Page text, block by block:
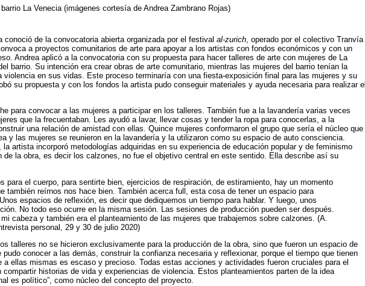
La Venecia (imágenes cortesía de Andrea Zambrano Rojas)
conoció de la convocatoria abierta organizada por el festival al-zurich , operado por el colectivo Tranvía
a proyectos comunitarios de arte para apoyar a los artistas con fondos económicos y con un
Andrea aplicó a la convocatoria con su propuesta para hacer talleres de arte con mujeres de La
barrio. Su intención era crear obras de arte comunitario, mientras las mujeres del barrio tenían la
violencia en sus vidas. Este proceso terminaría con una fiesta-exposición final para las mujeres y su
su propuesta y con los fondos la artista pudo conseguir materiales y ayuda necesaria para realizar el
para convocar a las mujeres a participar en los talleres. También fue a la lavandería varias veces
que la frecuentaban. Les ayudó a lavar, llevar cosas y tender la ropa para conocerlas, a la
una relación de amistad con ellas. Quince mujeres conformaron el grupo que sería el núcleo que
y las mujeres se reunieron en la lavandería y la utilizaron como su espacio de auto consciencia.
la artista incorporó metodologías adquiridas en su experiencia de educación popular y de feminismo
de la obra, es decir los calzones, no fue el objetivo central en este sentido. Ella describe así su
para el cuerpo, para sentirte bien, ejercicios de respiración, de estiramiento, hay un momento
también reírnos nos hace bien. También acerca full, esta cosa de tener un espacio para
espacios de reflexión, es decir que dediquemos un tiempo para hablar. Y luego, unos
No todo eso ocurre en la misma sesión. Las sesiones de producción pueden ser después.
cabeza y también era el planteamiento de las mujeres que trabajemos sobre calzones. (A.
personal, 29 y 30 de julio 2020)
talleres no se hicieron exclusivamente para la producción de la obra, sino que fueron un espacio de
conocer a las demás, construir la confianza necesaria y reflexionar, porque el tiempo que tienen
a ellas mismas es escaso y precioso. Todas estas acciones y actividades fueron cruciales para el
historias de vida y experiencias de violencia. Estos planteamientos parten de la idea
es político”, como núcleo del concepto del proyecto.